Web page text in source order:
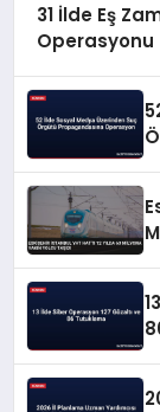
31 İlde Eş
Operasyonu